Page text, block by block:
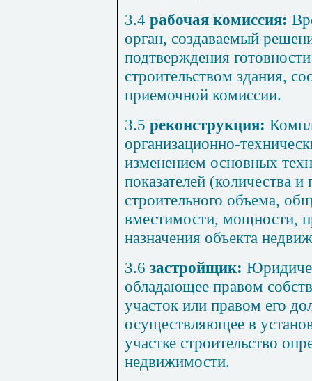
3.4 рабочая комиссия:
орган, создаваемый
подтверждения готовности
строительством здания,
приемочной комиссии.
3.5 реконструкция:
организационно-
изменением основных
показателей (количества и
строительного объема,
вместимости, мощности,
назначения объекта
3.6 застройщик:
обладающее правом
участок или правом его
осуществляющее в
участке строительство
недвижимости.